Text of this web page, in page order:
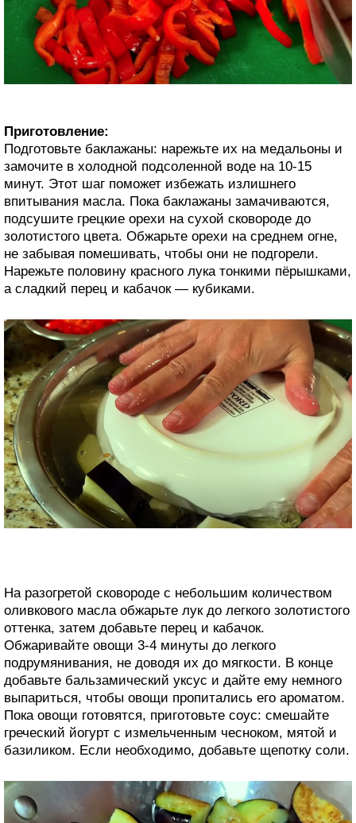
Приготовление:
Подготовьте баклажаны: нарежьте их на медальоны и
замочите в холодной подсоленной воде на 10-15
минут. Этот шаг поможет избежать излишнего
впитывания масла. Пока баклажаны замачиваются,
подсушите грецкие орехи на сухой сковороде до
золотистого цвета. Обжарьте орехи на среднем огне,
не забывая помешивать, чтобы они не подгорели.
Нарежьте половину красного лука тонкими пёрышками,
а сладкий перец и кабачок — кубиками.
На разогретой сковороде с небольшим количеством
оливкового масла обжарьте лук до легкого золотистого
оттенка, затем добавьте перец и кабачок.
Обжаривайте овощи 3-4 минуты до легкого
подрумянивания, не доводя их до мягкости. В конце
добавьте бальзамический уксус и дайте ему немного
выпариться, чтобы овощи пропитались его ароматом.
Пока овощи готовятся, приготовьте соус: смешайте
греческий йогурт с измельченным чесноком, мятой и
базиликом. Если необходимо, добавьте щепотку соли.